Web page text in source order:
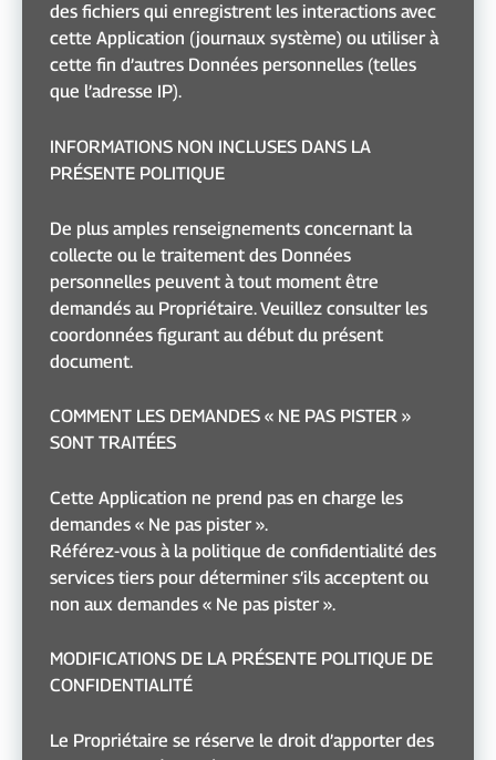
des fichiers qui enregistrent les interactions avec
cette Application (journaux système) ou utiliser à
cette fin d’autres Données personnelles (telles
que l’adresse IP).
INFORMATIONS NON INCLUSES DANS LA
PRÉSENTE POLITIQUE
De plus amples renseignements concernant la
collecte ou le traitement des Données
personnelles peuvent à tout moment être
demandés au Propriétaire. Veuillez consulter les
coordonnées figurant au début du présent
document.
COMMENT LES DEMANDES « NE PAS PISTER »
SONT TRAITÉES
Cette Application ne prend pas en charge les
demandes « Ne pas pister ».
Référez-vous à la politique de confidentialité des
services tiers pour déterminer s’ils acceptent ou
non aux demandes « Ne pas pister ».
MODIFICATIONS DE LA PRÉSENTE POLITIQUE DE
CONFIDENTIALITÉ
Le Propriétaire se réserve le droit d’apporter des